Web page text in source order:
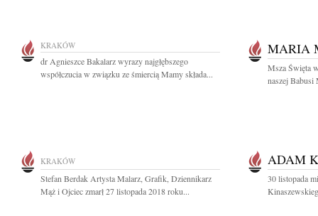
KRAKÓW
dr Agnieszce Bakalarz wyrazy najgłębszego
współczucia w związku ze śmiercią Mamy składa...
MARIA
Msza Święta
naszej
KRAKÓW
Stefan Berdak Artysta Malarz, Grafik, Dziennikarz
Mąż i Ojciec zmarł 27 listopada 2018 roku...
ADAM
30 listopada